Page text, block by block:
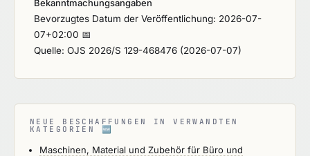
Bekanntmachungsangaben
Bevorzugtes Datum der Veröffentlichung: 2026-07-
07+02:00 📅
Quelle: OJS 2026/S 129-468476 (2026-07-07)
NEUE BESCHAFFUNGEN IN VERWANDTEN
KATEGORIEN 🆕
Maschinen, Material und Zubehör für Büro und